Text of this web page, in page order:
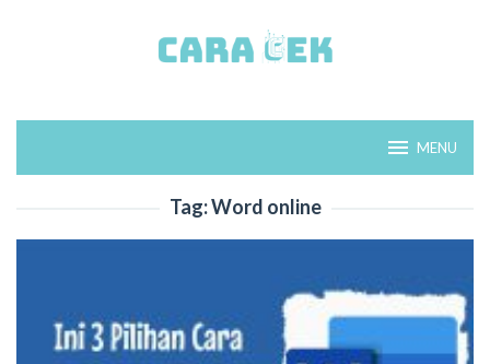
MENU
Tag:Word online